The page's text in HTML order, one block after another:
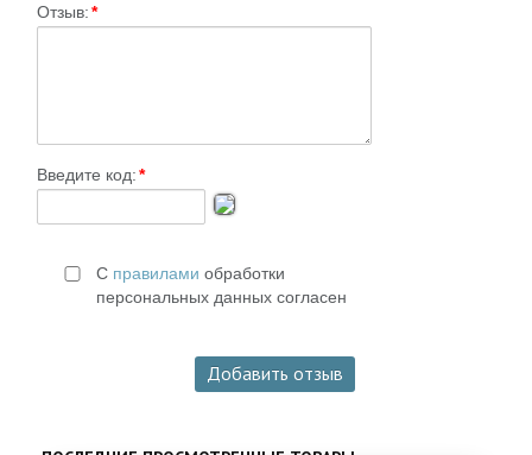
Отзыв:*
Введите код:*
С правилами обработки
персональных данных согласен